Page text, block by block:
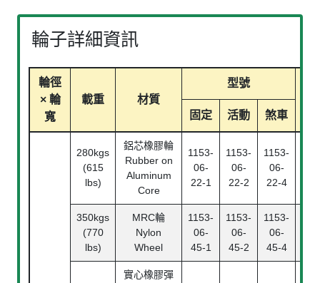
輪子詳細資訊
輪徑
× 輪
寬
載重 材質
型號
固定
活動 煞車
280kgs
(615
lbs)
鋁芯橡膠輪
Rubber on
Aluminum
Core
1153-
06-
22-1
1153-
06-
22-2
1153-
06-
22-4
350kgs
(770
lbs)
MRC輪
Nylon
Wheel
1153-
06-
45-1
1153-
06-
45-2
1153-
06-
45-4
實心橡膠彈